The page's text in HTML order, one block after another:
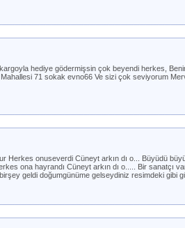
hediye gödermişsin çok beyendi herkes,
71 sokak evno66 Ve sizi çok seviyorum
Herkes onuseverdi Cüneyt arkın dı o... Büyüdü
ona hayrandı Cüneyt arkın dı o..... Bir
geldi doğumgünüme gelseydiniz resimdeki